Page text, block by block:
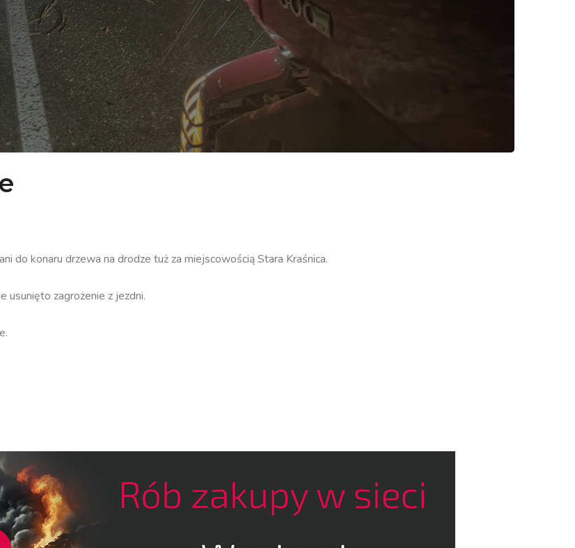
konaru drzewa na drodze tuż za miejscowością Stara Kraśnica.
usunięto zagrożenie z jezdni.